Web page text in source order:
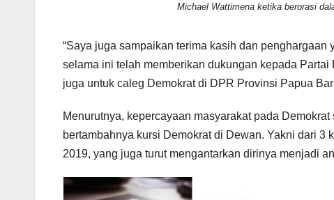
Michael Wattimena ketika berorasi
“Saya juga sampaikan terima kasih dan
selama ini telah memberikan dukungan kepada
juga untuk caleg Demokrat di DPR Provinsi Papua
Menurutnya, kepercayaan masyarakat pada
bertambahnya kursi Demokrat di Dewan. Yakni dari
2019, yang juga turut mengantarkan dirinya menjadi